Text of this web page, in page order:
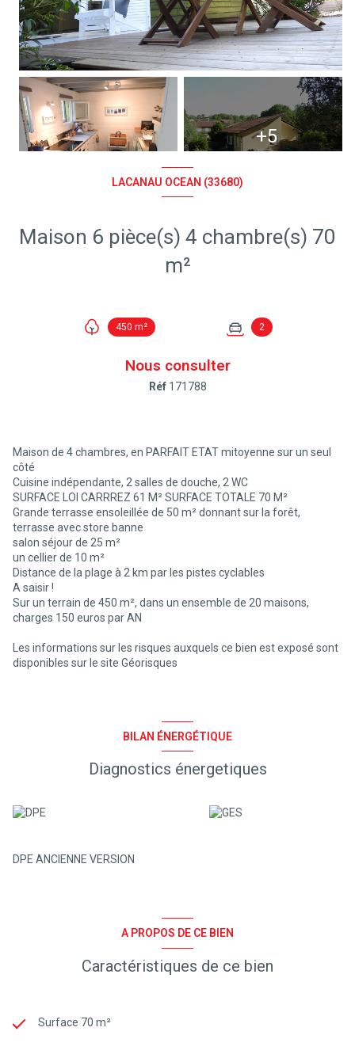
+5
LACANAU OCEAN (33680)
Maison 6 pièce(s) 4 chambre(s) 70
m²
450 m² 2
Nous consulter
Réf 171788
Maison de 4 chambres, en PARFAIT ETAT mitoyenne sur un seul
côté
Cuisine indépendante, 2 salles de douche, 2 WC
SURFACE LOI CARRREZ 61 M² SURFACE TOTALE 70 M²
Grande terrasse ensoleillée de 50 m² donnant sur la forêt,
terrasse avec store banne
salon séjour de 25 m²
un cellier de 10 m²
Distance de la plage à 2 km par les pistes cyclables
A saisir !
Sur un terrain de 450 m², dans un ensemble de 20 maisons,
charges 150 euros par AN
Les informations sur les risques auxquels ce bien est exposé sont
disponibles sur le site Géorisques
BILAN ÉNERGÉTIQUE
Diagnostics énergetiques
DPE ANCIENNE VERSION
A PROPOS DE CE BIEN
Caractéristiques de ce bien
Surface 70 m²